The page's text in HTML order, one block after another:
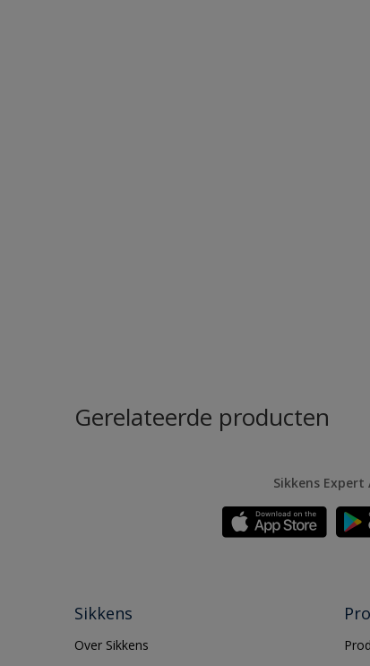
Gerelateerde producten
Sikkens Expert
Sikkens
Over Sikkens